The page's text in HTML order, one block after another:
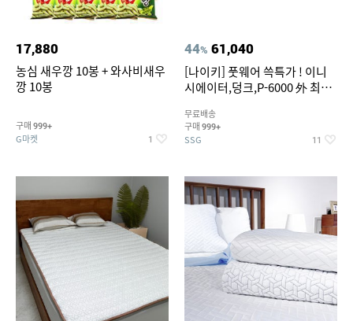
17,880
농심 새우깡 10봉 + 와사비새우
깡 10봉
구매 999+
G마켓 1
44% 61,040
[나이키] 풋웨어 쓱특가 ! 이니
시에이터,덩크,P-6000 外 최대
무료배송
구매 999+
SSG 11